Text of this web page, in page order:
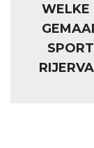
WELKE